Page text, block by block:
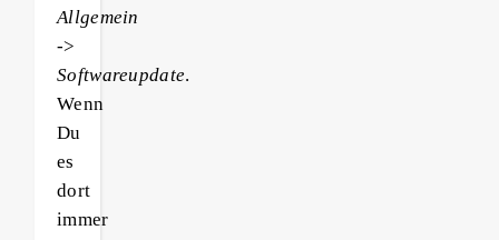
Allgemein
->
Softwareupdate.
Wenn
Du
es
dort
immer